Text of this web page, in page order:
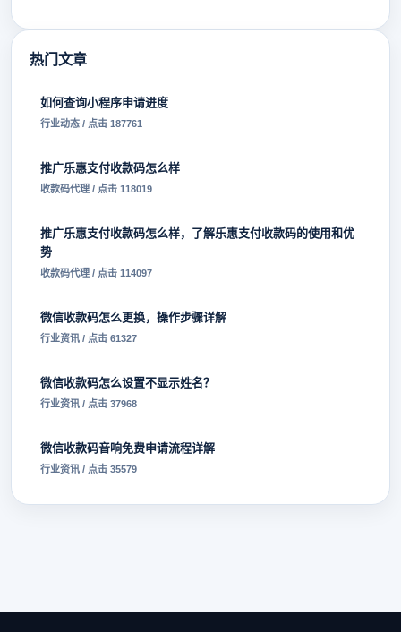
热门文章
如何查询小程序申请进度
行业动态 / 点击 187761
推广乐惠支付收款码怎么样
收款码代理 / 点击 118019
推广乐惠支付收款码怎么样，了解乐惠支付收款码的使用和优
势
收款码代理 / 点击 114097
微信收款码怎么更换，操作步骤详解
行业资讯 / 点击 61327
微信收款码怎么设置不显示姓名？
行业资讯 / 点击 37968
微信收款码音响免费申请流程详解
行业资讯 / 点击 35579